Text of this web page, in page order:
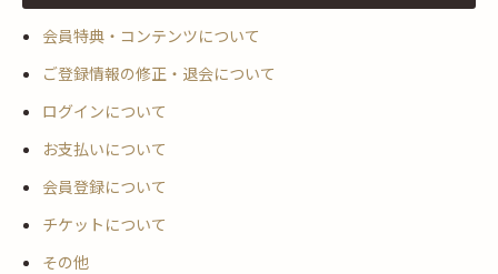
会員特典・コンテンツについて
ご登録情報の修正・退会について
ログインについて
お支払いについて
会員登録について
チケットについて
その他